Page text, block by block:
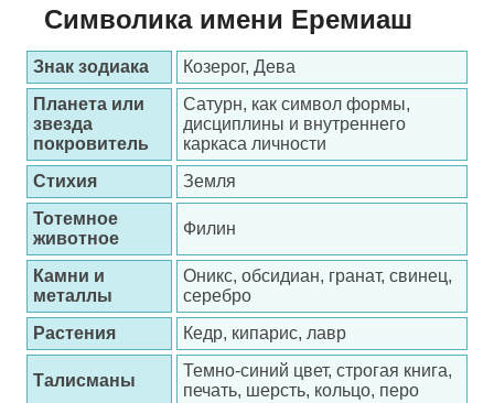
Символика имени Еремиаш
Знак зодиака
Козерог, Дева
Планета или
звезда
покровитель
Сатурн, как символ формы,
дисциплины и внутреннего
каркаса личности
Стихия
Земля
Тотемное
животное
Филин
Камни и
металлы
Оникс, обсидиан, гранат, свинец,
серебро
Растения
Кедр, кипарис, лавр
Талисманы
Темно-синий цвет, строгая книга,
печать, шерсть, кольцо, перо